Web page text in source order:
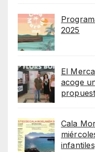
2025
El
acoge
Cala